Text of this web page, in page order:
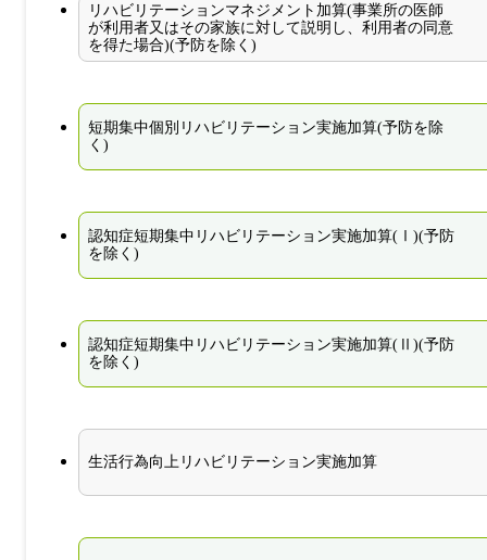
リハビリテーションマネジメント加算(事業所の医師
が利用者又はその家族に対して説明し、利用者の同意
を得た場合)(予防を除く)
短期集中個別リハビリテーション実施加算(予防を除
く)
認知症短期集中リハビリテーション実施加算(Ⅰ)(予防
を除く)
認知症短期集中リハビリテーション実施加算(Ⅱ)(予防
を除く)
生活行為向上リハビリテーション実施加算